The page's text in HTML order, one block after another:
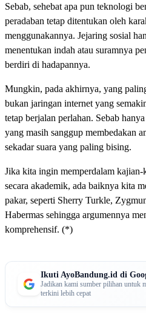
Sebab, sehebat apa pun teknologi
peradaban tetap ditentukan oleh
menggunakannya. Jejaring sosial
menentukan indah atau suramnya
berdiri di hadapannya.
Mungkin, pada akhirnya, yang
bukan jaringan internet yang
tetap berjalan perlahan. Sebab
yang masih sanggup membedakan
sekadar suara yang paling bising.
Jika kita ingin memperdalam
secara akademik, ada baiknya kita
pakar, seperti Sherry Turkle,
Habermas sehingga argumennya
komprehensif. (*)
Ikuti AyoBandung.id di
Jadikan kami sumber pilihan untuk
terkini lebih cepat